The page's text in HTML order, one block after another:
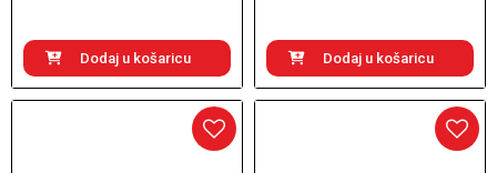
Dodaj u košaricu Dodaj u košaricu